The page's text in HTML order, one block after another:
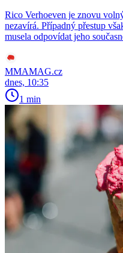
Rico Verhoeven je znovu
nezavírá. Případný přestup
musela odpovídat jeho
MMAMAG.cz
dnes, 10:35
1 min